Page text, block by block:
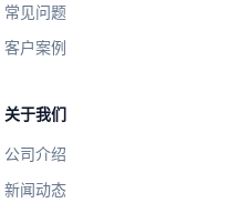
常见问题
客户案例
关于我们
公司介绍
新闻动态